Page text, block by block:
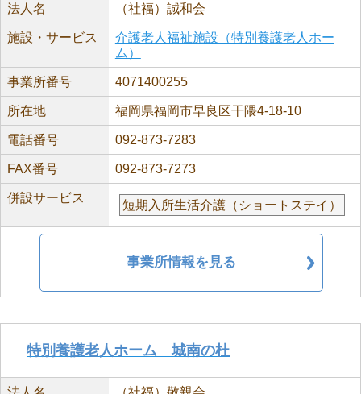
法人名 （社福）誠和会
施設・サービス
介護老人福祉施設（特別養護老人ホー
ム）
事業所番号 4071400255
所在地 福岡県福岡市早良区干隈4-18-10
電話番号 092-873-7283
FAX番号 092-873-7273
併設サービス
短期入所生活介護（ショートステイ）
事業所情報を見る
特別養護老人ホーム 城南の杜